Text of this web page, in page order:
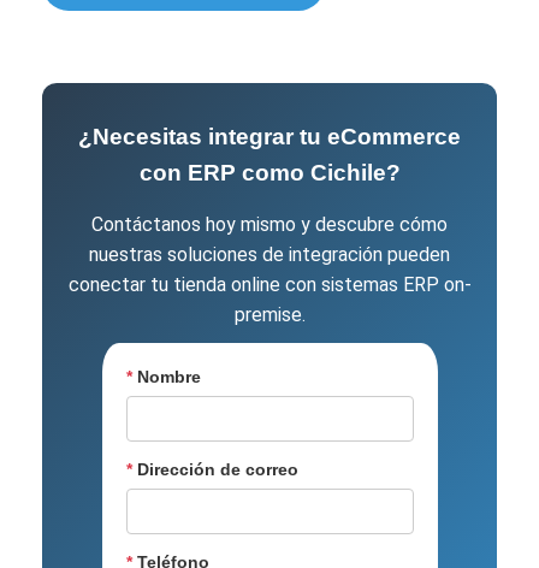
¿Necesitas integrar tu eCommerce
con ERP como Cichile?
Contáctanos hoy mismo y descubre cómo
nuestras soluciones de integración pueden
conectar tu tienda online con sistemas ERP on-
premise.